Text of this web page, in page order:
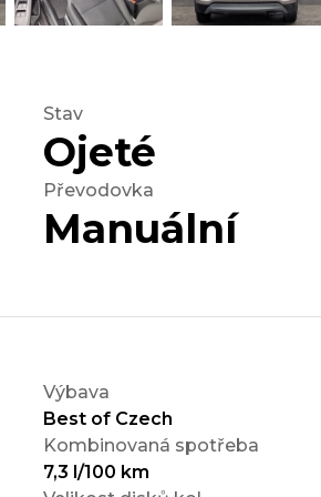
Stav
Ojeté
Převodovka
Manuální
Výbava
Best of Czech
Kombinovaná spotřeba
7,3 l/100 km